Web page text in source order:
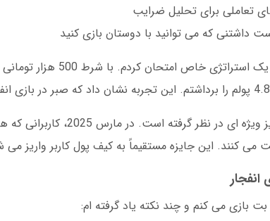
تعاملی برای تحلیل ضرایب
داشتنی که می توانید با دوستان بازی کنید